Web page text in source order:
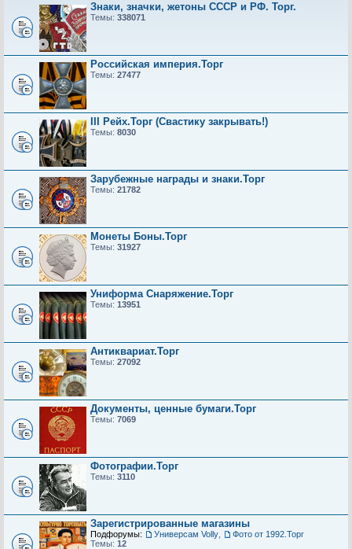
Знаки, значки, жетоны СССР и РФ. Торг.
Темы: 338071
Российская империя.Торг
Темы: 27477
III Рейх.Торг (Свастику закрывать!)
Темы: 8030
Зарубежные награды и знаки.Торг
Темы: 21782
Монеты Боны.Торг
Темы: 31927
Униформа Снаряжение.Торг
Темы: 13951
Антиквариат.Торг
Темы: 27092
Документы, ценные бумаги.Торг
Темы: 7069
Фотографии.Торг
Темы: 3110
Зарегистрированные магазины
Подфорумы: Универсам Volly
Фото от 1992.Торг
Темы: 12